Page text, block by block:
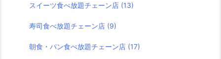
スイーツ食べ放題チェーン店 (13)
寿司食べ放題チェーン店 (9)
朝食・パン食べ放題チェーン店 (17)